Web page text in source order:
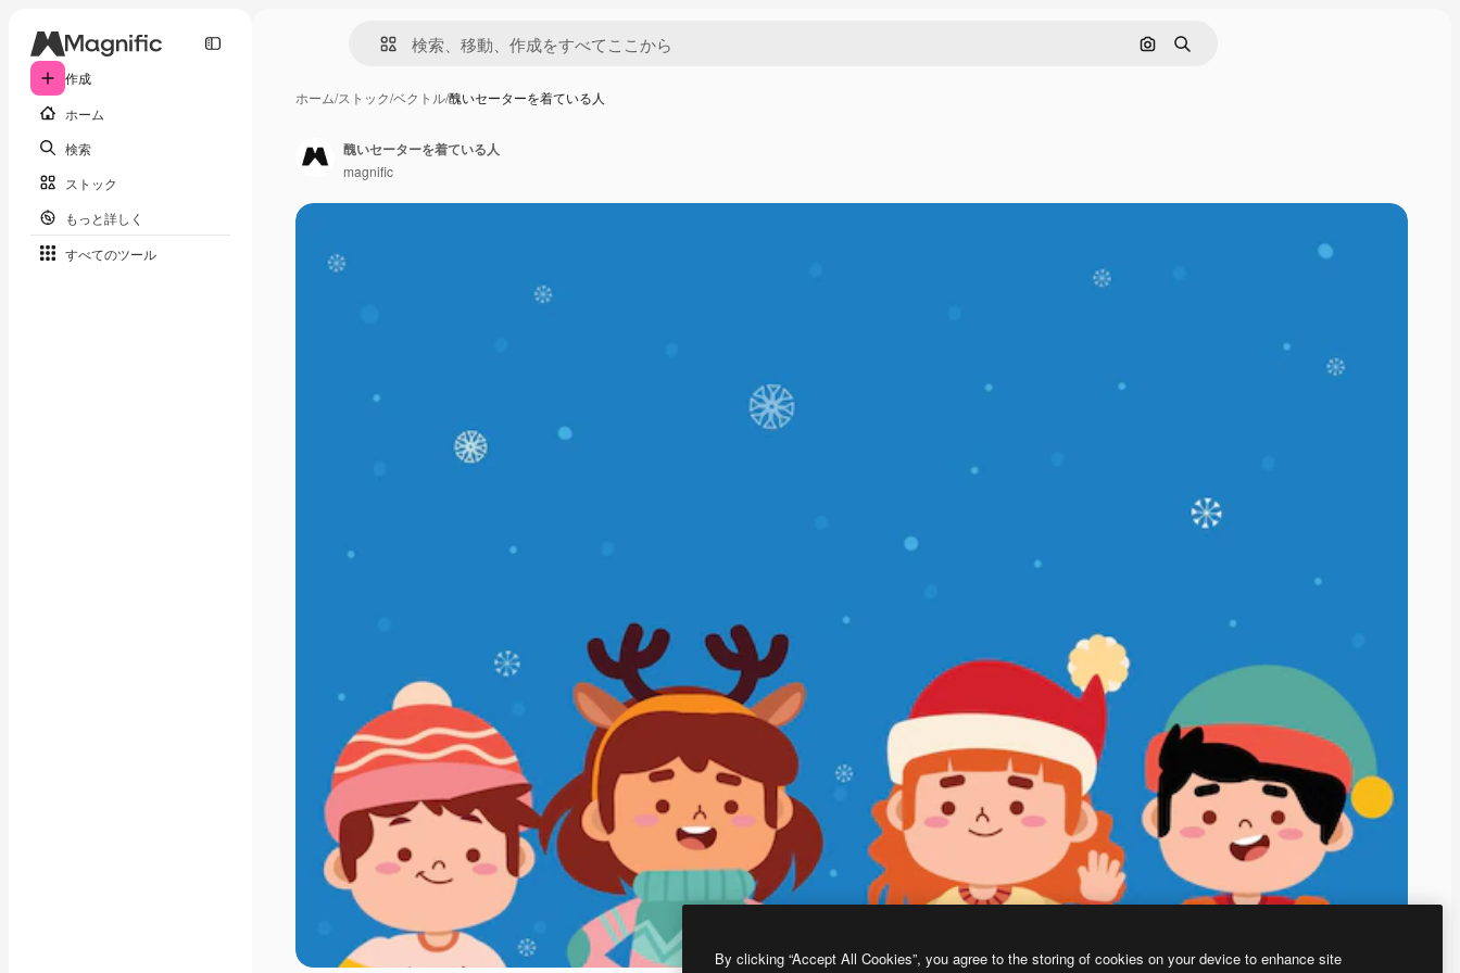
作成
ホーム
検索
ストック
もっと詳しく
すべてのツール
画像で検索
検索
ホーム/ストック/ベクトル/醜いセーターを着ている人
醜いセーターを着ている人
magnific
By clicking “Accept All Cookies”, you agree to the storing of cookies on your device to enhance site